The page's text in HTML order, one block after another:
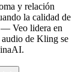
y relación
la calidad de
— Veo lidera en
de Kling se